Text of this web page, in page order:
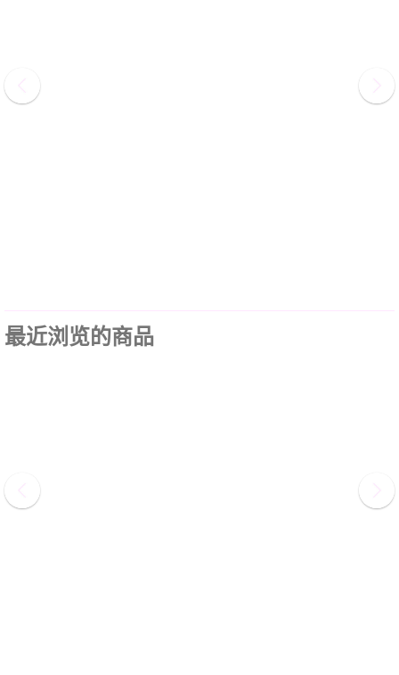
最近浏览的商品